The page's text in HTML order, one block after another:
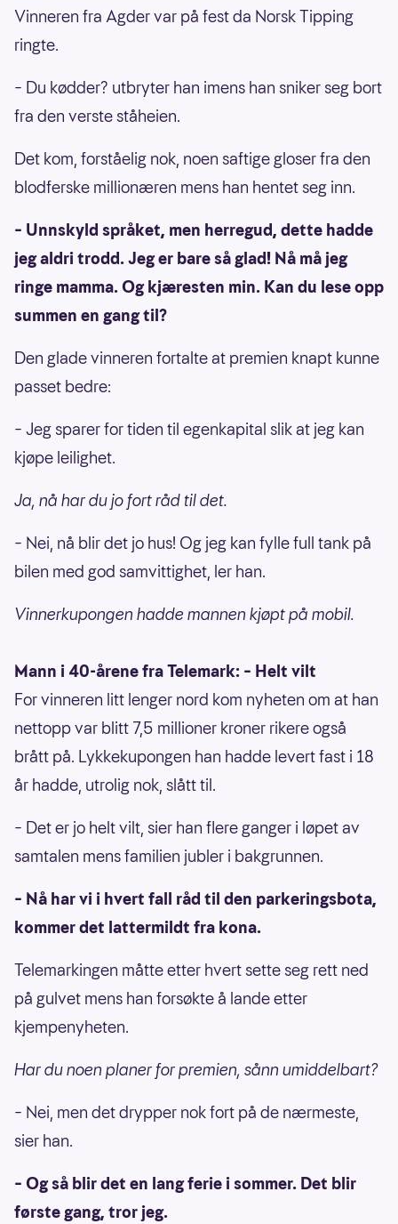
Vinneren fra Agder var på fest da Norsk Tipping
ringte.
– Du kødder? utbryter han imens han sniker seg bort
fra den verste ståheien.
Det kom, forståelig nok, noen saftige gloser fra den
blodferske millionæren mens han hentet seg inn.
– Unnskyld språket, men herregud, dette hadde
jeg aldri trodd. Jeg er bare så glad! Nå må jeg
ringe mamma. Og kjæresten min. Kan du lese opp
summen en gang til?
Den glade vinneren fortalte at premien knapt kunne
passet bedre:
– Jeg sparer for tiden til egenkapital slik at jeg kan
kjøpe leilighet.
Ja, nå har du jo fort råd til det.
– Nei, nå blir det jo hus! Og jeg kan fylle full tank på
bilen med god samvittighet, ler han.
Vinnerkupongen hadde mannen kjøpt på mobil.
Mann i 40-årene fra Telemark: – Helt vilt
For vinneren litt lenger nord kom nyheten om at han
nettopp var blitt 7,5 millioner kroner rikere også
brått på. Lykkekupongen han hadde levert fast i 18
år hadde, utrolig nok, slått til.
– Det er jo helt vilt, sier han flere ganger i løpet av
samtalen mens familien jubler i bakgrunnen.
– Nå har vi i hvert fall råd til den parkeringsbota,
kommer det lattermildt fra kona.
Telemarkingen måtte etter hvert sette seg rett ned
på gulvet mens han forsøkte å lande etter
kjempenyheten.
Har du noen planer for premien, sånn umiddelbart?
– Nei, men det drypper nok fort på de nærmeste,
sier han.
– Og så blir det en lang ferie i sommer. Det blir
første gang, tror jeg.